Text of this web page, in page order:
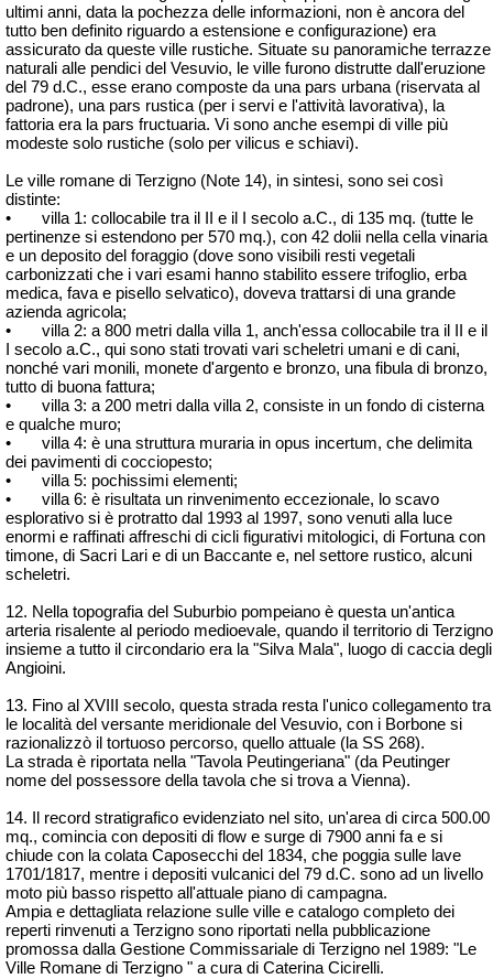
ultimi anni, data la pochezza delle informazioni, non è ancora del
tutto ben definito riguardo a estensione e configurazione) era
assicurato da queste ville rustiche. Situate su panoramiche terrazze
naturali alle pendici del Vesuvio, le ville furono distrutte dall'eruzione
del 79 d.C., esse erano composte da una pars urbana (riservata al
padrone), una pars rustica (per i servi e l'attività lavorativa), la
fattoria era la pars fructuaria. Vi sono anche esempi di ville più
modeste solo rustiche (solo per vilicus e schiavi).
Le ville romane di Terzigno (Note 14), in sintesi, sono sei così
distinte:
•
villa 1: collocabile tra il II e il I secolo a.C., di 135 mq. (tutte le
pertinenze si estendono per 570 mq.), con 42 dolii nella cella vinaria
e un deposito del foraggio (dove sono visibili resti vegetali
carbonizzati che i vari esami hanno stabilito essere trifoglio, erba
medica, fava e pisello selvatico), doveva trattarsi di una grande
azienda agricola;
•
villa 2: a 800 metri dalla villa 1, anch'essa collocabile tra il II e il
I secolo a.C., qui sono stati trovati vari scheletri umani e di cani,
nonché vari monili, monete d'argento e bronzo, una fibula di bronzo,
tutto di buona fattura;
•
villa 3: a 200 metri dalla villa 2, consiste in un fondo di cisterna
e qualche muro;
•
villa 4: è una struttura muraria in opus incertum, che delimita
dei pavimenti di cocciopesto;
•
villa 5: pochissimi elementi;
•
villa 6: è risultata un rinvenimento eccezionale, lo scavo
esplorativo si è protratto dal 1993 al 1997, sono venuti alla luce
enormi e raffinati affreschi di cicli figurativi mitologici, di Fortuna con
timone, di Sacri Lari e di un Baccante e, nel settore rustico, alcuni
scheletri.
12. Nella topografia del Suburbio pompeiano è questa un'antica
arteria risalente al periodo medioevale, quando il territorio di Terzigno
insieme a tutto il circondario era la "Silva Mala", luogo di caccia degli
Angioini.
13. Fino al XVIII secolo, questa strada resta l'unico collegamento tra
le località del versante meridionale del Vesuvio, con i Borbone si
razionalizzò il tortuoso percorso, quello attuale (la SS 268).
La strada è riportata nella "Tavola Peutingeriana" (da Peutinger
nome del possessore della tavola che si trova a Vienna).
14. Il record stratigrafico evidenziato nel sito, un'area di circa 500.00
mq., comincia con depositi di flow e surge di 7900 anni fa e si
chiude con la colata Caposecchi del 1834, che poggia sulle lave
1701/1817, mentre i depositi vulcanici del 79 d.C. sono ad un livello
moto più basso rispetto all'attuale piano di campagna.
Ampia e dettagliata relazione sulle ville e catalogo completo dei
reperti rinvenuti a Terzigno sono riportati nella pubblicazione
promossa dalla Gestione Commissariale di Terzigno nel 1989: "Le
Ville Romane di Terzigno " a cura di Caterina Cicirelli.